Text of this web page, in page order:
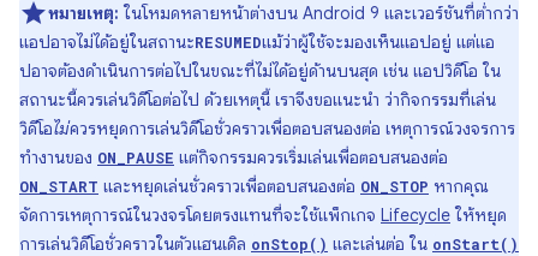
หมายเหตุ: ในโหมดหลายหน้าต่างบน Android 9 และเวอร์ชันที่ต่ำกว่า
แอปอาจไม่ได้อยู่ในสถานะRESUMEDแม้ว่าผู้ใช้จะมองเห็นแอปอยู่ แต่แอ
ปอาจต้องดำเนินการต่อไปในขณะที่ไม่ได้อยู่ด้านบนสุด เช่น แอปวิดีโอ ใน
สถานะนี้ควรเล่นวิดีโอต่อไป ด้วยเหตุนี้ เราจึงขอแนะนำ ว่ากิจกรรมที่เล่น
วิดีโอไม่ควรหยุดการเล่นวิดีโอชั่วคราวเพื่อตอบสนองต่อ เหตุการณ์วงจรการ
ทำงานของ ON_PAUSE แต่กิจกรรมควรเริ่มเล่นเพื่อตอบสนองต่อ
ON_START และหยุดเล่นชั่วคราวเพื่อตอบสนองต่อ ON_STOP หากคุณ
จัดการเหตุการณ์ในวงจรโดยตรงแทนที่จะใช้แพ็กเกจ Lifecycle ให้หยุด
การเล่นวิดีโอชั่วคราวในตัวแฮนเดิล onStop() และเล่นต่อ ใน onStart()